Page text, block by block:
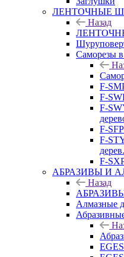
ЛЕНТОЧНЫЕ
Назад
Саморезы в
F-
F-
F-
F-
F-
F-
АБРАЗИВЫ И
Назад
Алмазные